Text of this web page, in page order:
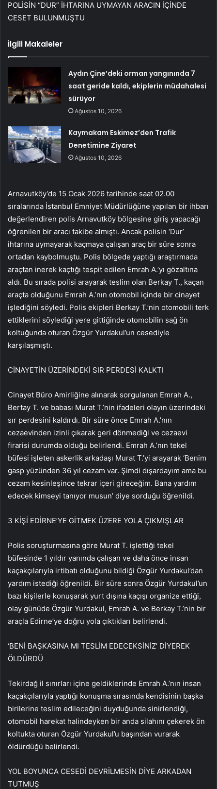
POLİSİN “DUR” İHTARINA UYMAYAN ARACIN İÇİNDE
CESET BULUNMUŞTU
İlgili Makaleler
Aydın Çine’deki orman yangınında 7
saat geride kaldı, ekiplerin müdahalesi
sürüyor
Ağustos 10, 2026
Kaymakam Eskimez’den Trafik
Denetimine Ziyaret
Ağustos 10, 2026
Arnavutköy’de 15 Ocak 2026 tarihinde saat 02.00
sıralarında İstanbul Emniyet Müdürlüğüne yapılan bir ihbarı
değerlendiren polis Arnavutköy bölgesine giriş yapacağı
öğrenilen bir aracı takibe almıştı. Ancak polisin ‘Dur’
ihtarına uymayarak kaçmaya çalışan araç bir süre sonra
ortadan kaybolmuştu. Polis bölgede yaptığı araştırmada
araçtan inerek kaçtığı tespit edilen Emrah A.’yı gözaltına
aldı. Bu sırada polisi arayarak teslim olan Berkay T., kaçan
araçta olduğunu Emrah A.’nın otomobil içinde bir cinayet
işlediğini söyledi. Polis ekipleri Berkay T.’nin otomobili terk
ettiklerini söylediği yere gittiğinde otomobilin sağ ön
koltuğunda oturan Özgür Yurdakul’un cesediyle
karşılaşmıştı.
CİNAYETİN ÜZERİNDEKİ SIR PERDESİ KALKTI
Cinayet Büro Amirliğine alınarak sorgulanan Emrah A.,
Bertay T. ve babası Murat T.’nin ifadeleri olayın üzerindeki
sır perdesini kaldırdı. Bir süre önce Emrah A.’nın
cezaevinden izinli çıkarak geri dönmediği ve cezaevi
firarisi durumda olduğu belirlendi. Emrah A.’nın tekel
büfesi işleten askerlik arkadaşı Murat T.’yi arayarak ‘Benim
gasp yüzünden 36 yıl cezam var. Şimdi dışardayım ama bu
cezam kesinleşince tekrar içeri gireceğim. Bana yardım
edecek kimseyi tanıyor musun’ diye sorduğu öğrenildi.
3 KİŞİ EDİRNE’YE GİTMEK ÜZERE YOLA ÇIKMIŞLAR
Polis soruşturmasına göre Murat T. işlettiği tekel
büfesinde 1 yıldır yanında çalışan ve daha önce insan
kaçakçılarıyla irtibatı olduğunu bildiği Özgür Yurdakul’dan
yardım istediği öğrenildi. Bir süre sonra Özgür Yurdakul’un
bazı kişilerle konuşarak yurt dışına kaçışı organize ettiği,
olay günüde Özgür Yurdakul, Emrah A. ve Berkay T.’nin bir
araçla Edirne’ye doğru yola çıktıkları belirlendi.
‘BENİ BAŞKASINA MI TESLİM EDECEKSİNİZ’ DİYEREK
ÖLDÜRDÜ
Tekirdağ il sınırları içine geldiklerinde Emrah A.’nın insan
kaçakçılarıyla yaptığı konuşma sırasında kendisinin başka
birilerine teslim edileceğini duyduğunda sinirlendiği,
otomobil harekat halindeyken bir anda silahını çekerek ön
koltukta oturan Özgür Yurdakul’u başından vurarak
öldürdüğü belirlendi.
YOL BOYUNCA CESEDİ DEVRİLMESİN DİYE ARKADAN
TUTMUŞ